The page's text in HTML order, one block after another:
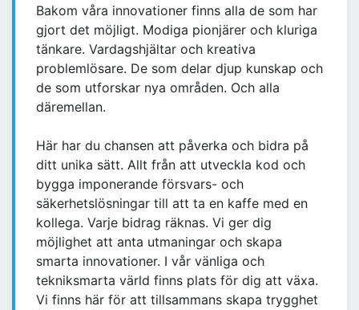
Bakom våra innovationer finns alla de som har
gjort det möjligt. Modiga pionjärer och kluriga
tänkare. Vardagshjältar och kreativa
problemlösare. De som delar djup kunskap och
de som utforskar nya områden. Och alla
däremellan.
Här har du chansen att påverka och bidra på
ditt unika sätt. Allt från att utveckla kod och
bygga imponerande försvars- och
säkerhetslösningar till att ta en kaffe med en
kollega. Varje bidrag räknas. Vi ger dig
möjlighet att anta utmaningar och skapa
smarta innovationer. I vår vänliga och
tekniksmarta värld finns plats för dig att växa.
Vi finns här för att tillsammans skapa trygghet